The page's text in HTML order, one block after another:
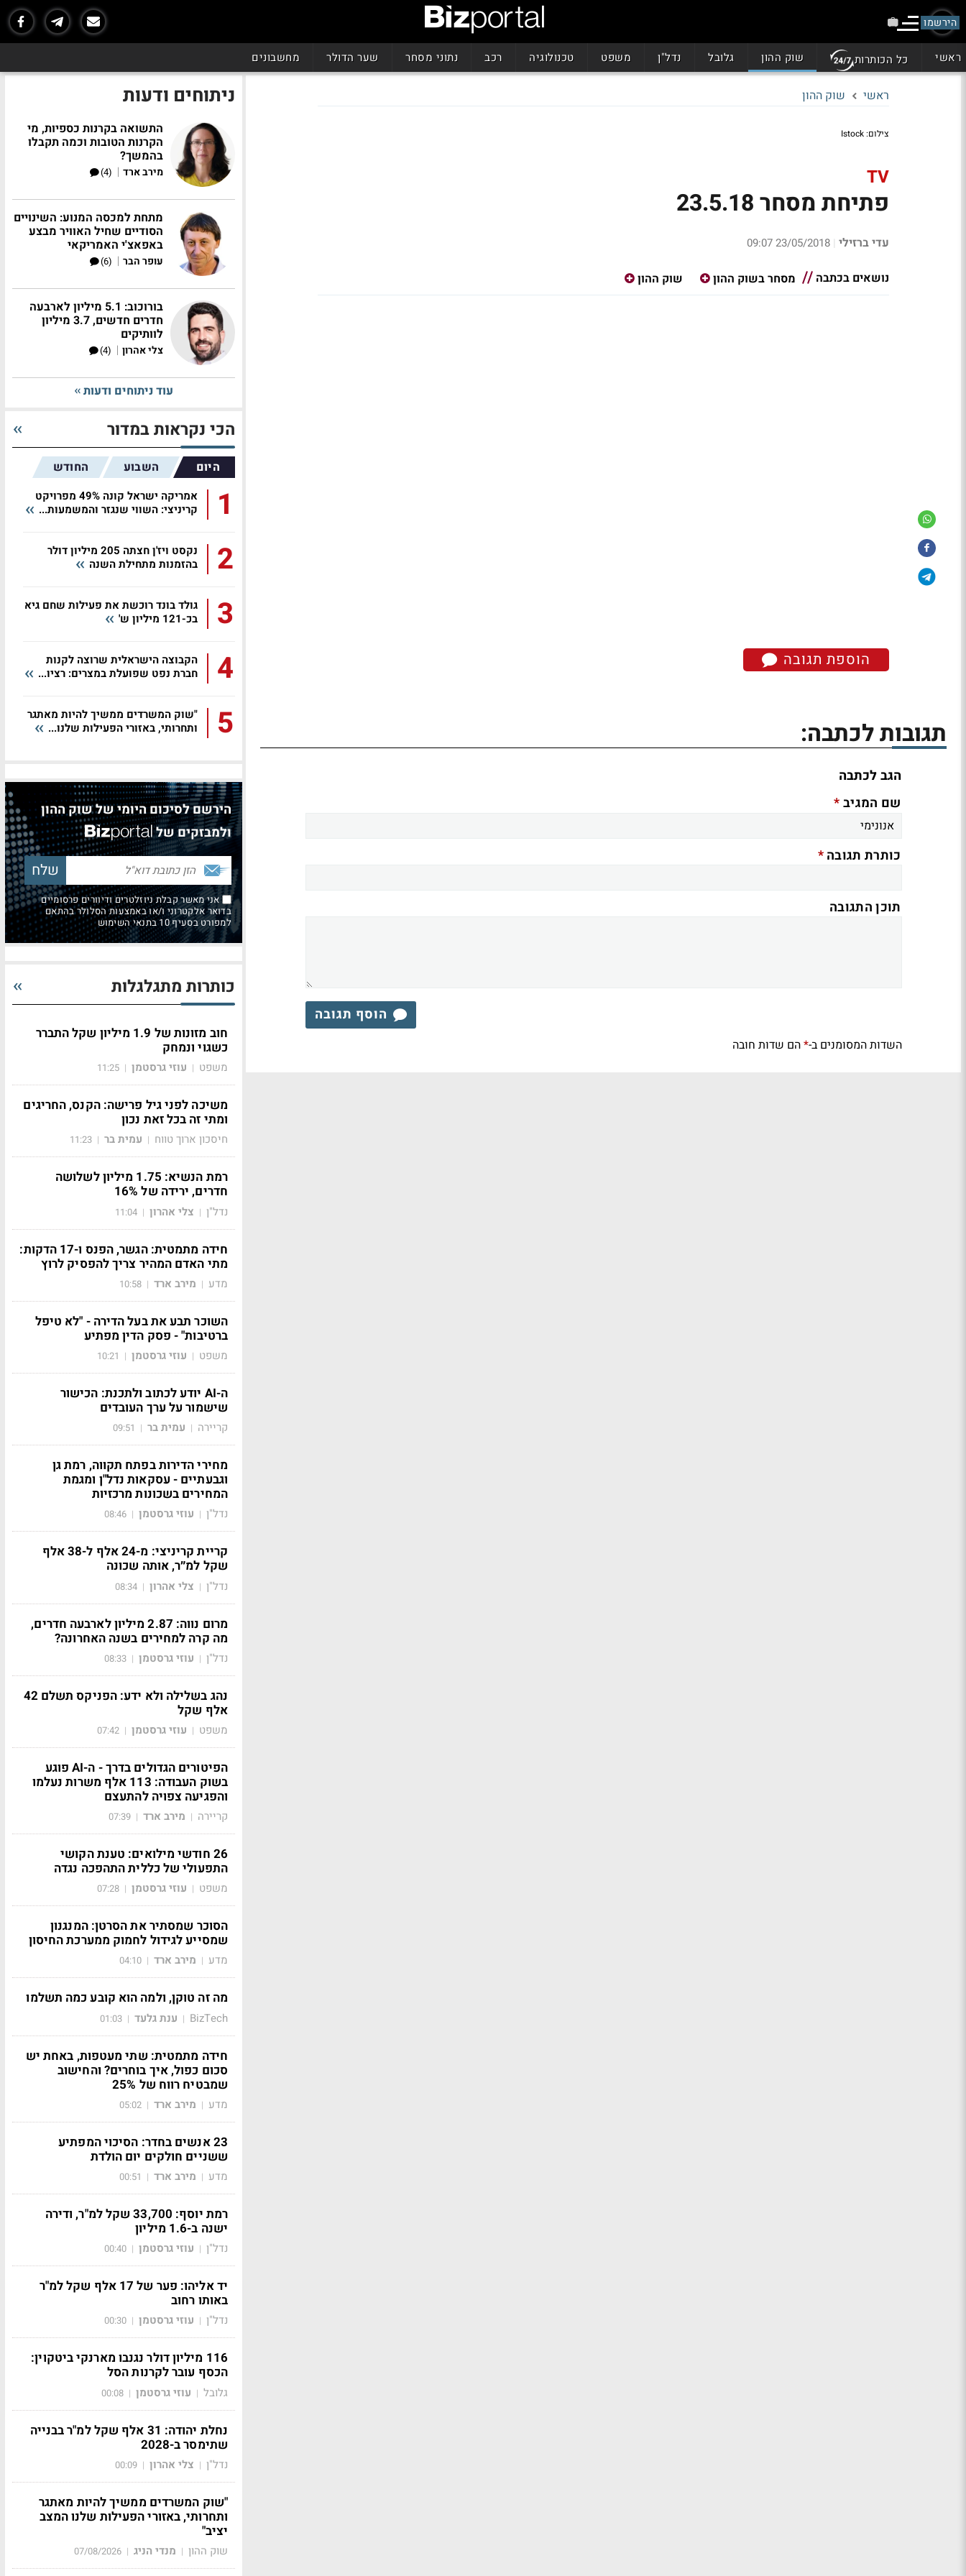
הירשמו
ראשי כל הכותרות שוק ההון גלובל נדל"ן משפט טכנולוגיה רכב נתוני מסחר שער הדולר מחשבונים
ראשי שוק ההון
צילום: Istock
TV
פתיחת מסחר 23.5.18
עדי ברזילי |
23/05/2018 09:07
נושאים בכתבה מסחר בשוק ההון שוק ההון
הוספת תגובה
תגובות לכתבה:
הגב לכתבה
שם המגיב*
כותרת תגובה*
תוכן התגובה
הוסף תגובה
השדות המסומנים ב-*הם שדות חובה
ניתוחים ודעות
התשואה בקרנות כספיות, מי
הקרנות הטובות וכמה תקבלו
בהמשך?
מירב ארד |
(4)
מתחת למכסה המנוע: השינויים
הסודיים שחיל האוויר מבצע
באפאצ'י האמריקאי
עופר הבר |
(6)
בורוכוב: 5.1 מיליון לארבעה
חדרים חדשים, 3.7 מיליון
לוותיקים
צלי אהרון |
(4)
עוד ניתוחים ודעות
הכי נקראות במדור
היום השבוע החודש
1
אמריקה ישראל קונה 49% מפרויקט
קריניצי: השווי שנגזר והמשמעות...
2
נקסט ויז'ן חצתה 205 מיליון דולר
בהזמנות מתחילת השנה
3
גולד בונד רוכשת את פעילות שחם גיא
בכ-121 מיליון ש'
4
הקבוצה הישראלית שרוצה לקנות
חברת נפט שפועלת במצרים: רציו...
5
"שוק המשרדים ממשיך להיות מאתגר
ותחרותי, באזורי הפעילות שלנו...
הירשם לסיכום היומי של שוק ההון
ולמבזקים של
אני מאשר קבלת ניוזלטרים ודיוורים פרסומיים
בדואר אלקטרוני ו/או באמצעות הסלולר בהתאם
למפורט בסעיף 10 בתנאי השימוש
כותרות מתגלגלות
חוב מזונות של 1.9 מיליון שקל התברר
כשגוי ונמחק
משפט | עוזי גרסטמן |
11:25
משיכה לפני גיל פרישה: הקנס, החריגים
ומתי זה בכל זאת נכון
חיסכון ארוך טווח | עמית בר |
11:23
רמת הנשיא: 1.75 מיליון לשלושה
חדרים, ירידה של 16%
נדל"ן | צלי אהרון |
11:04
חידה מתמטית: הגשר, הפנס ו-17 הדקות:
מתי האדם המהיר צריך להפסיק לרוץ
מדע | מירב ארד |
10:58
השוכר תבע את בעל הדירה - "לא טיפל
ברטיבות" - פסק הדין מפתיע
משפט | עוזי גרסטמן |
10:21
ה-AI יודע לכתוב ולתכנת: הכישור
שישמור על ערך העובדים
קריירה | עמית בר |
09:51
מחירי הדירות בפתח תקווה, רמת גן
וגבעתיים - עסקאות נדל"ן ומגמת
המחירים בשכונות מרכזיות
נדל"ן | עוזי גרסטמן |
08:46
קריית קריניצי: מ-24 אלף ל-38 אלף
שקל למ״ר, אותה שכונה
נדל"ן | צלי אהרון |
08:34
מרום נווה: 2.87 מיליון לארבעה חדרים,
מה קרה למחירים בשנה האחרונה?
נדל"ן | עוזי גרסטמן |
08:33
נהג בשלילה ולא ידע: הפניקס תשלם 42
אלף שקל
משפט | עוזי גרסטמן |
07:42
הפיטורים הגדולים בדרך - ה-AI פוגע
בשוק העבודה: 113 אלף משרות נעלמו
והפגיעה צפויה להתעצם
קריירה | מירב ארד |
07:39
26 חודשי מילואים: טענת הקושי
התפעולי של כללית התהפכה נגדה
משפט | עוזי גרסטמן |
07:28
הסוכר שמסתיר את הסרטן: המנגנון
שמסייע לגידול לחמוק ממערכת החיסון
מדע | מירב ארד |
04:10
מה זה טוקן, ולמה הוא קובע כמה תשלמו
BizTech
| ענת גלעד |
01:03
חידה מתמטית: שתי מעטפות, באחת יש
סכום כפול, איך בוחרים? והחישוב
שמבטיח רווח של 25%
מדע | מירב ארד |
05:02
23 אנשים בחדר: הסיכוי המפתיע
ששניים חולקים יום הולדת
מדע | מירב ארד |
00:51
רמת יוסף: 33,700 שקל למ"ר, ודירה
ישנה ב-1.6 מיליון
נדל"ן | עוזי גרסטמן |
00:40
יד אליהו: פער של 17 אלף שקל למ"ר
באותו רחוב
נדל"ן | עוזי גרסטמן |
00:30
116 מיליון דולר נגנבו מארנקי ביטקוין:
הכסף עובר לקרנות הסל
גלובל | עוזי גרסטמן |
00:08
נחלת יהודה: 31 אלף שקל למ"ר בבנייה
שתימסר ב-2028
נדל"ן | צלי אהרון |
00:09
"שוק המשרדים ממשיך להיות מאתגר
ותחרותי, באזורי הפעילות שלנו המצב
יציב"
שוק ההון | מנדי הניג |
07/08/2026